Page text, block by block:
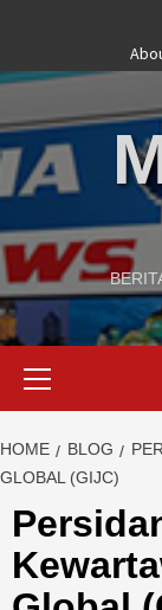
content
HOME BLOG
GLOBAL (GIJC)